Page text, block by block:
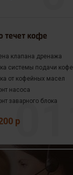
течет кофе
клапана дренажа
системы подачи кофе
от кофейных масел
насоса
заварного блока
р